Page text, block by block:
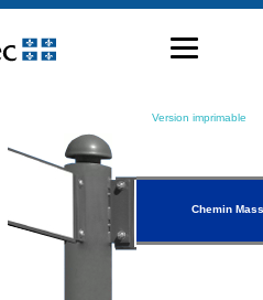
Version imprimable
Chemin